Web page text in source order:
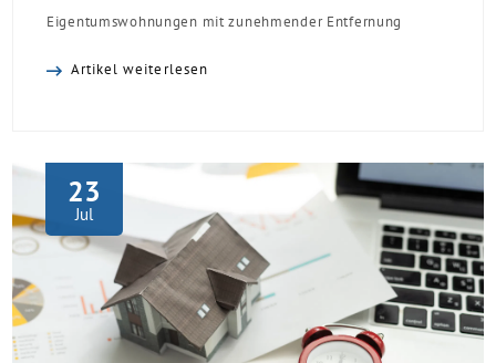
Eigentumswohnungen mit zunehmender Entfernung
Artikel weiterlesen
23
Jul